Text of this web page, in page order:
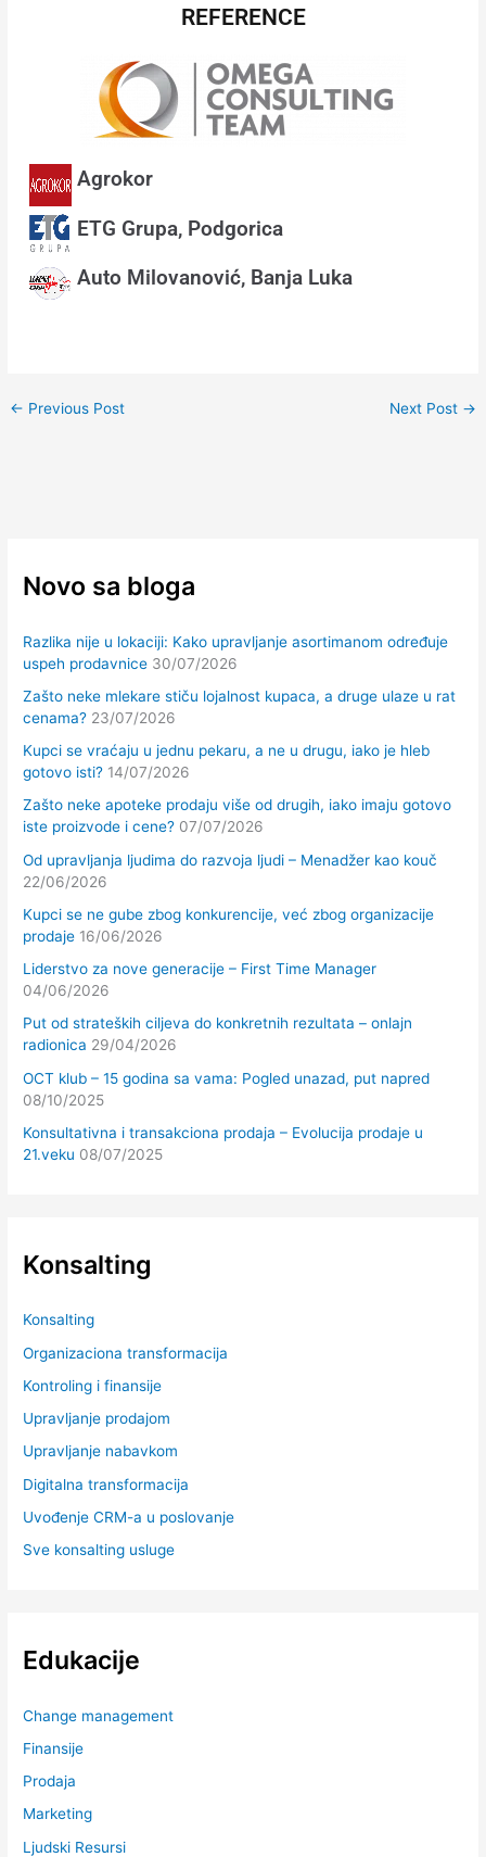
REFERENCE
Agrokor
ETG Grupa, Podgorica
Auto Milovanović, Banja Luka
← Previous Post Next Post →
Novo sa bloga
Razlika nije u lokaciji: Kako upravljanje asortimanom određuje
uspeh prodavnice 30/07/2026
Zašto neke mlekare stiču lojalnost kupaca, a druge ulaze u rat
cenama? 23/07/2026
Kupci se vraćaju u jednu pekaru, a ne u drugu, iako je hleb
gotovo isti? 14/07/2026
Zašto neke apoteke prodaju više od drugih, iako imaju gotovo
iste proizvode i cene? 07/07/2026
Od upravljanja ljudima do razvoja ljudi – Menadžer kao kouč
22/06/2026
Kupci se ne gube zbog konkurencije, već zbog organizacije
prodaje 16/06/2026
Liderstvo za nove generacije – First Time Manager
04/06/2026
Put od strateških ciljeva do konkretnih rezultata – onlajn
radionica 29/04/2026
OCT klub – 15 godina sa vama: Pogled unazad, put napred
08/10/2025
Konsultativna i transakciona prodaja – Evolucija prodaje u
21.veku 08/07/2025
Konsalting
Konsalting
Organizaciona transformacija
Kontroling i finansije
Upravljanje prodajom
Upravljanje nabavkom
Digitalna transformacija
Uvođenje CRM-a u poslovanje
Sve konsalting usluge
Edukacije
Change management
Finansije
Prodaja
Marketing
Ljudski Resursi